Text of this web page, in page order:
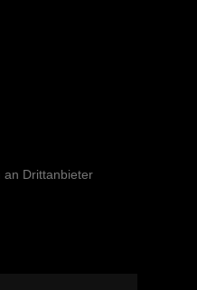
an Drittanbieter